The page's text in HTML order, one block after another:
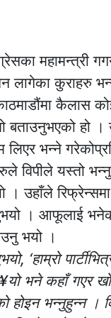
महामन्त्री
कुराहरु
कैलास
बताउनुभएको हो
लिएर भन्ने
विपीले यस्तो
। उहाँले
। आफूलाई
भयो ।
‘हाम्रो
भने कहाँ गएर
होइन भन्नुहुन्न ।